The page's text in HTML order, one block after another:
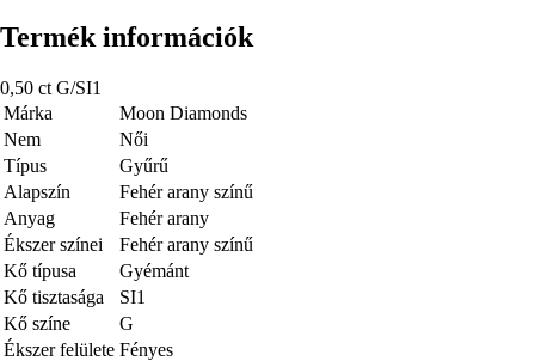
Termék információk
0,50 ct G/SI1
Márka
Moon Diamonds
Nem
Női
Típus
Gyűrű
Alapszín
Fehér arany színű
Anyag
Fehér arany
Ékszer színei
Fehér arany színű
Kő típusa
Gyémánt
Kő tisztasága
SI1
Kő színe
G
Ékszer felülete Fényes